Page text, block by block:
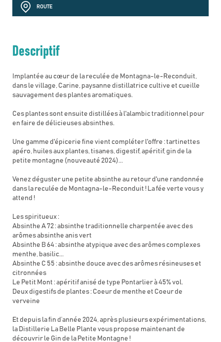
ROUTE
Descriptif
Implantée au cœur de la reculée de Montagna-le-Reconduit,
dans le village, Carine, paysanne distillatrice cultive et cueille
sauvagement des plantes aromatiques.
Ces plantes sont ensuite distillées à l'alambic traditionnel pour
en faire de délicieuses absinthes.
Une gamme d'épicerie fine vient compléter l'offre : tartinettes
apéro, huiles aux plantes, tisanes, digestif, apéritif, gin de la
petite montagne (nouveauté 2024)...
Venez déguster une petite absinthe au retour d'une randonnée
dans la reculée de Montagna-le-Reconduit ! La fée verte vous y
attend !
Les spiritueux :
Absinthe A 72 : absinthe traditionnelle charpentée avec des
arômes absinthe anis vert
Absinthe B 64 : absinthe atypique avec des arômes complexes
menthe, basilic...
Absinthe C 55 : absinthe douce avec des arômes résineuses et
citronnées
Le Petit Mont : apéritif anisé de type Pontarlier à 45% vol.
Deux digestifs de plantes : Coeur de menthe et Coeur de
verveine
Et depuis la fin d’année 2024, après plusieurs expérimentations,
la Distillerie La Belle Plante vous propose maintenant de
découvrir le Gin de la Petite Montagne !